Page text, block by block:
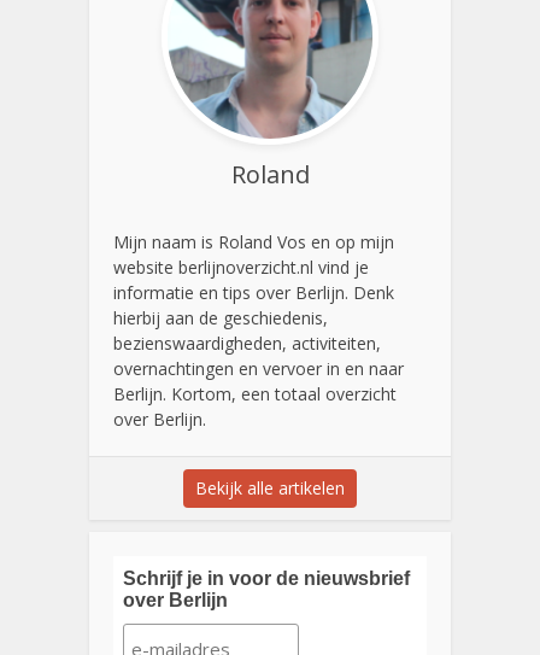
Roland
Mijn naam is Roland Vos en op mijn
website berlijnoverzicht.nl vind je
informatie en tips over Berlijn. Denk
hierbij aan de geschiedenis,
bezienswaardigheden, activiteiten,
overnachtingen en vervoer in en naar
Berlijn. Kortom, een totaal overzicht
over Berlijn.
Bekijk alle artikelen
Schrijf je in voor de nieuwsbrief
over Berlijn